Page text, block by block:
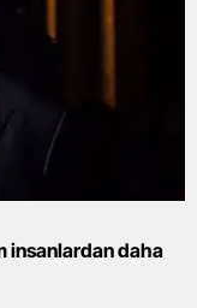
insanlardan daha